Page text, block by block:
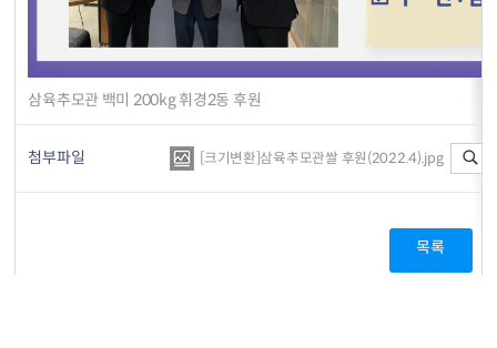
삼육추모관 백미 200kg 휘경2동 후원
첨부파일 [크기변환]삼육추모관쌀 후원(2022.4).jpg
목록